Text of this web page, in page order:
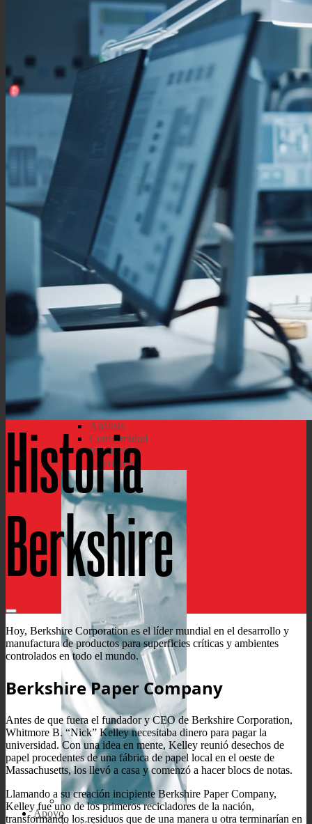
Centro de Recursos
Catalogo De Producto
Centro de Aprendizaje
Briefs Técnica
Blog México Sitio
Berkshire Noticias Blog
Ficha de Datos
Seguridad de Materiales
Datos del Producto
Certificados
Análisis
Conformidad
Irradiación
Esterilidad
Apoyo
Historia
Berkshire
Hoy, Berkshire Corporation es el líder mundial en el desarrollo y
manufactura de productos para superficies críticas y ambientes
controlados en todo el mundo.
Berkshire Paper Company
Antes de que fuera el fundador y CEO de Berkshire Corporation,
Whitmore B. “Nick” Kelley necesitaba dinero para pagar la
universidad. Con una idea en mente, Kelley reunió desechos de
papel procedentes de una fábrica de papel local en el oeste de
Massachusetts, los llevó a casa y comenzó a hacer blocs de notas.
Llamando a su creación incipiente Berkshire Paper Company,
Kelley fue uno de los primeros recicladores de la nación,
transformando los residuos que de una manera u otra terminarían en